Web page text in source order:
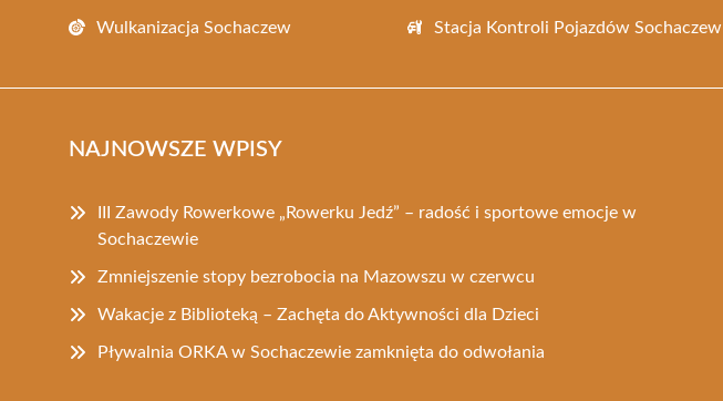
Wulkanizacja Sochaczew Stacja Kontroli Pojazdów Sochaczew
NAJNOWSZE WPISY
III Zawody Rowerkowe „Rowerku Jedź” – radość i sportowe emocje w
Sochaczewie
Zmniejszenie stopy bezrobocia na Mazowszu w czerwcu
Wakacje z Biblioteką – Zachęta do Aktywności dla Dzieci
Pływalnia ORKA w Sochaczewie zamknięta do odwołania